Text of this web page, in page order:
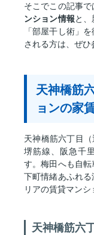
そこでこの記事で
ンション情報と
「部屋干し術」
される方は、ぜひ
天神橋筋
ョンの家
天神橋筋六丁目
堺筋線、阪急千
す。梅田へも自転
下町情緒あふれ
リアの賃貸マンシ
天神橋筋六